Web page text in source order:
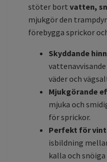
stöter bort vatten,
mjukgör den
förebygga sprickor
Skyddande
väder och
Mjukgörande
mjuka och
för sprickor.
Perfekt för
isbildning
kalla och